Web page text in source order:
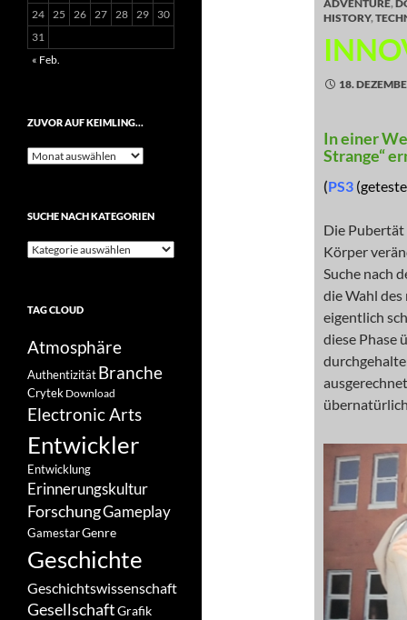
ADVENTURE,
HISTORY,
18.
In einer
Strange“
(PS3
Die Pubertät
Körper
Suche nach
die Wahl
eigentlich
diese Phase
24 25 26 27 28 29
30
31
« Feb.
ZUVOR AUF KEIMLING…
Zuvor
SUCHE NACH KATEGORIEN
Suche
TAG CLOUD
Atmosphäre
Authentizität Branche
Crytek Download
Electronic Arts
Entwickler
Entwicklung
Erinnerungskultur
ForschungGameplay
GamestarGenre
Geschichte
Geschichtswissenschaft
GesellschaftGrafik